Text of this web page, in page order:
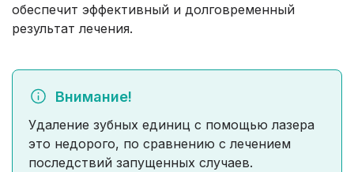
обеспечит эффективный и долговременный
результат лечения.
Внимание!
Удаление зубных единиц с помощью лазера
это недорого, по сравнению с лечением
последствий запущенных случаев.